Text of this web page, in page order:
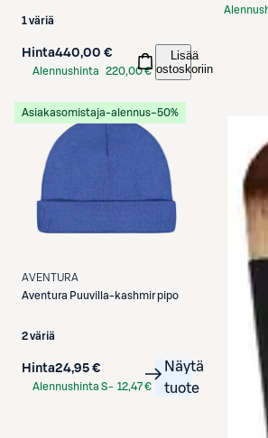
1 väriä
Hinta440,00 €
Alennushinta
220,00 €
Lisää
ostoskoriin
Asiakasomistaja-alennus−50%
AVENTURA
Aventura Puuvilla-kashmir pipo
2 väriä
Hinta24,95 €
Alennushinta S- 12,47 €
Näytä
tuote